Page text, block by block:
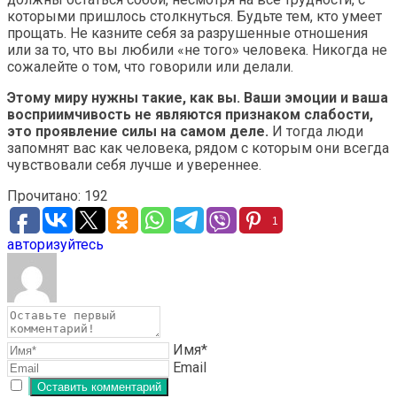
которыми пришлось столкнуться. Будьте тем, кто умеет
прощать. Не казните себя за разрушенные отношения
или за то, что вы любили «не того» человека. Никогда не
сожалейте о том, что говорили или делали.
Этому миру нужны такие, как вы. Ваши эмоции и ваша
восприимчивость не являются признаком слабости,
это проявление силы на самом деле. И тогда люди
запомнят вас как человека, рядом с которым они всегда
чувствовали себя лучше и увереннее.
Прочитано: 192
1
авторизуйтесь
Имя*
Email